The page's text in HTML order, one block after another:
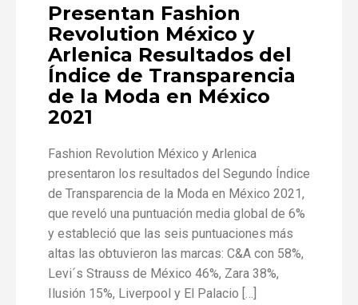
Presentan Fashion
Revolution México y
Arlenica Resultados del
Índice de Transparencia
de la Moda en México
2021
Fashion Revolution México y Arlenica
presentaron los resultados del Segundo Índice
de Transparencia de la Moda en México 2021,
que reveló una puntuación media global de 6%
y estableció que las seis puntuaciones más
altas las obtuvieron las marcas: C&A con 58%,
Levi´s Strauss de México 46%, Zara 38%,
Ilusión 15%, Liverpool y El Palacio […]